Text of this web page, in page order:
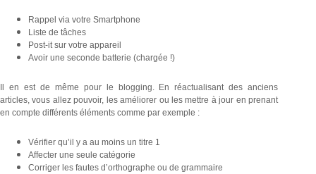
Rappel via votre Smartphone
Liste de tâches
Post-it sur votre appareil
Avoir une seconde batterie (chargée !)
Il en est de même pour le blogging. En réactualisant des anciens
articles, vous allez pouvoir, les améliorer ou les mettre à jour en prenant
en compte différents éléments comme par exemple :
Vérifier qu’il y a au moins un titre 1
Affecter une seule catégorie
Corriger les fautes d’orthographe ou de grammaire